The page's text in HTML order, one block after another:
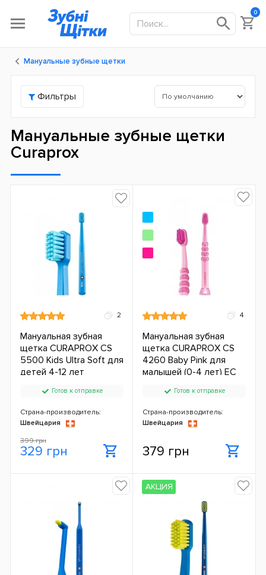
0
Мануальные зубные щетки
Фильтры
Мануальные зубные щетки
Curaprox
2
Мануальная зубная
щетка CURAPROX CS
5500 Kids Ultra Soft для
детей 4-12 лет
Готов к отправке
Страна-производитель:
Швейцария
399 грн
329 грн
4
Мануальная зубная
щетка CURAPROX CS
4260 Baby Pink для
малышей (0-4 лет) ЕС
Готов к отправке
Страна-производитель:
Швейцария
379 грн
АКЦИЯ